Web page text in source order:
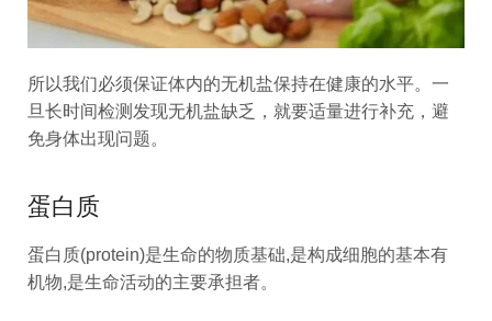
所以我们必须保证体内的无机盐保持在健康的水平。一
旦长时间检测发现无机盐缺乏，就要适量进行补充，避
免身体出现问题。
蛋白质
蛋白质(protein)是生命的物质基础,是构成细胞的基本有
机物,是生命活动的主要承担者。